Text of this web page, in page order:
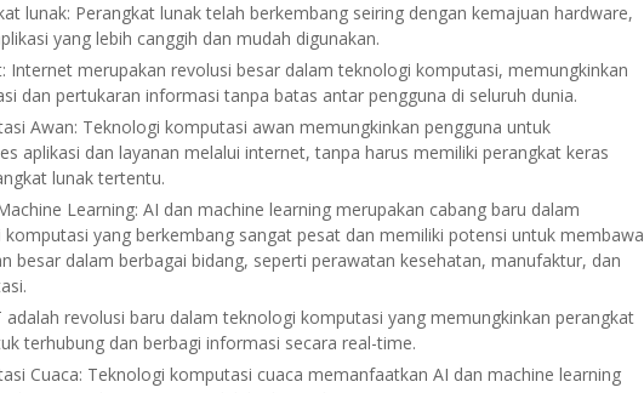
lunak: Perangkat lunak telah berkembang seiring dengan kemajuan hardware,
yang lebih canggih dan mudah digunakan.
Internet merupakan revolusi besar dalam teknologi komputasi, memungkinkan
dan pertukaran informasi tanpa batas antar pengguna di seluruh dunia.
Awan: Teknologi komputasi awan memungkinkan pengguna untuk
aplikasi dan layanan melalui internet, tanpa harus memiliki perangkat keras
lunak tertentu.
Learning: AI dan machine learning merupakan cabang baru dalam
yang berkembang sangat pesat dan memiliki potensi untuk membawa
besar dalam berbagai bidang, seperti perawatan kesehatan, manufaktur, dan
adalah revolusi baru dalam teknologi komputasi yang memungkinkan perangkat
terhubung dan berbagi informasi secara real-time.
Cuaca: Teknologi komputasi cuaca memanfaatkan AI dan machine learning